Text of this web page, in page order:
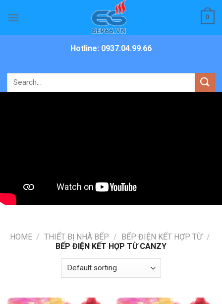
0
Hotline: 0937.04.99.66
Search
for:
HOME / THIẾT BỊ NHÀ BẾP / BẾP ĐIỆN KẾT HỢP TỪ /
BẾP ĐIỆN KẾT HỢP TỪ CANZY